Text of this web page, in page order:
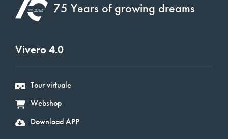
75 Years of growing dreams
Vivero 4.0
Tour virtuale
Webshop
Download APP